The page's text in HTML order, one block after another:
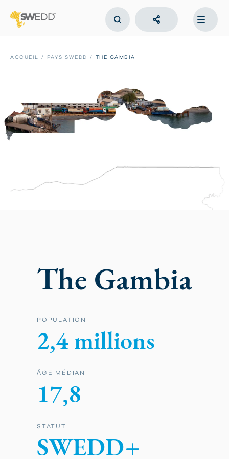
contenu
principal
ACCUEIL PAYS SWEDD THE GAMBIA
The Gambia
POPULATION
2,4 millions
ȂGE MÉDIAN
17,8
STATUT
SWEDD+